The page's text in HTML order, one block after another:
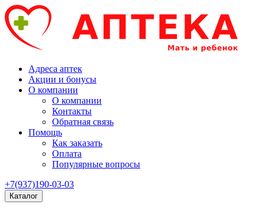
Адреса аптек
Акции и бонусы
О компании
О компании
Контакты
Обратная связь
Помощь
Как заказать
Оплата
Популярные вопросы
+7(937)190-03-03
Каталог